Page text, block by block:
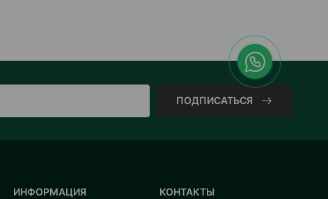
ПОДПИСАТЬСЯ
ИНФОРМАЦИЯ КОНТАКТЫ